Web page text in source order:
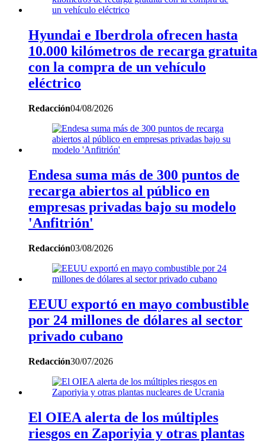
Hyundai e Iberdrola ofrecen hasta
10.000 kilómetros de recarga gratuita
con la compra de un vehículo
eléctrico
Redacción04/08/2026
Endesa suma más de 300 puntos de
recarga abiertos al público en
empresas privadas bajo su modelo
'Anfitrión'
Redacción03/08/2026
EEUU exportó en mayo combustible
por 24 millones de dólares al sector
privado cubano
Redacción30/07/2026
El OIEA alerta de los múltiples
riesgos en Zaporiyia y otras plantas